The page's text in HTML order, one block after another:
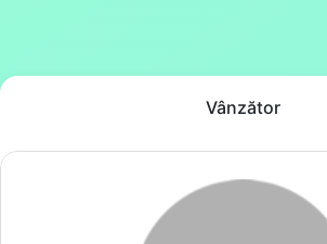
Vânzător